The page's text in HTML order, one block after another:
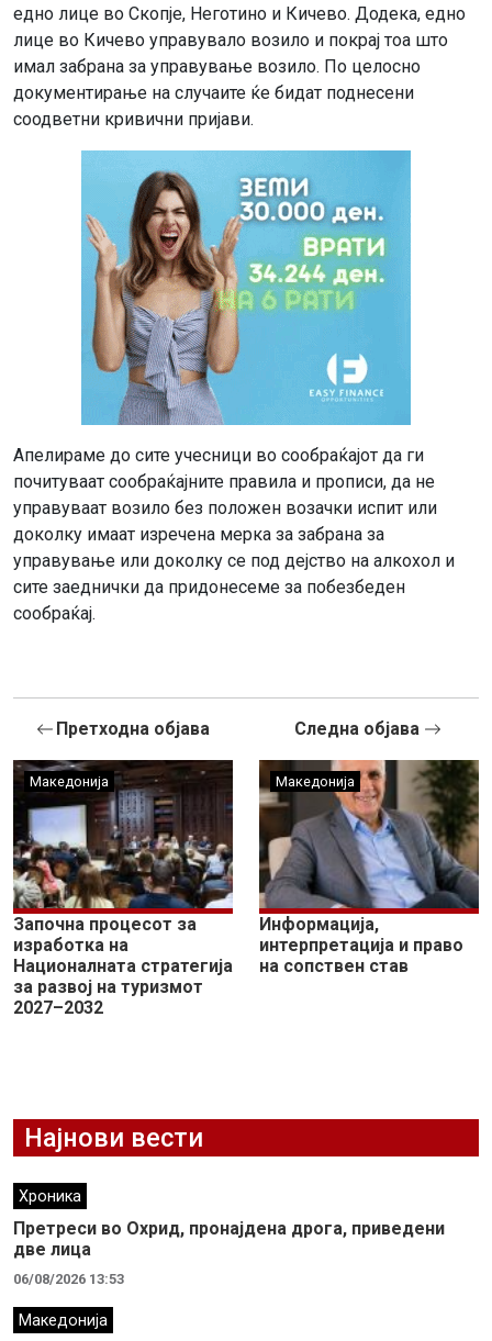
едно лице во Скопје, Неготино и Кичево. Додека, едно
лице во Кичево управувало возило и покрај тоа што
имал забрана за управување возило. По целосно
документирање на случаите ќе бидат поднесени
соодветни кривични пријави.
Апелираме до сите учесници во сообраќајот да ги
почитуваат сообраќајните правила и прописи, да не
управуваат возило без положен возачки испит или
доколку имаат изречена мерка за забрана за
управување или доколку се под дејство на алкохол и
сите заеднички да придонесеме за побезбеден
сообраќај.
Претходна објава
Македонија
Започна процесот за
изработка на
Националната стратегија
за развој на туризмот
2027–2032
Следна објава
Македонија
Информација,
интерпретација и право
на сопствен став
Најнови вести
Хроника
Претреси во Охрид, пронајдена дрога, приведени
две лица
06/08/2026 13:53
Македонија